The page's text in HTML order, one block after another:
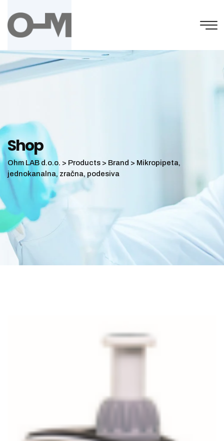
content
Shop
Ohm LAB d.o.o. > Products > Brand > Mikropipeta,
jednokanalna, zračna, podesiva